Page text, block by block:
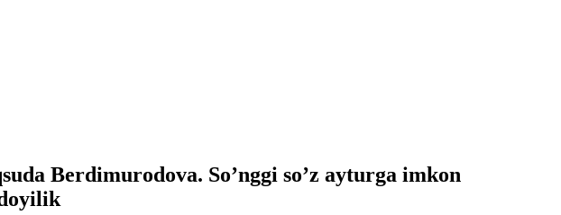
Berdimurodova. So’nggi so’z ayturga imkon